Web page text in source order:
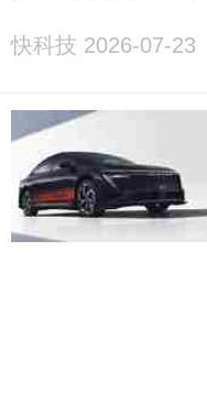
快科技 2026-07-23